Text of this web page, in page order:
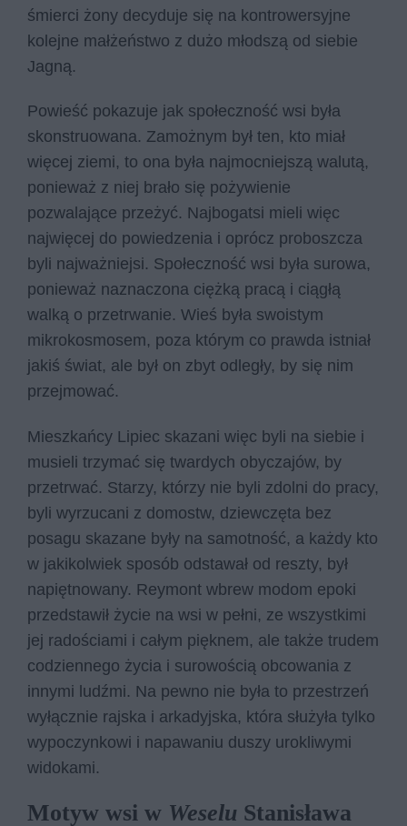
śmierci żony decyduje się na kontrowersyjne
kolejne małżeństwo z dużo młodszą od siebie
Jagną.
Powieść pokazuje jak społeczność wsi była
skonstruowana. Zamożnym był ten, kto miał
więcej ziemi, to ona była najmocniejszą walutą,
ponieważ z niej brało się pożywienie
pozwalające przeżyć. Najbogatsi mieli więc
najwięcej do powiedzenia i oprócz proboszcza
byli najważniejsi. Społeczność wsi była surowa,
ponieważ naznaczona ciężką pracą i ciągłą
walką o przetrwanie. Wieś była swoistym
mikrokosmosem, poza którym co prawda istniał
jakiś świat, ale był on zbyt odległy, by się nim
przejmować.
Mieszkańcy Lipiec skazani więc byli na siebie i
musieli trzymać się twardych obyczajów, by
przetrwać. Starzy, którzy nie byli zdolni do pracy,
byli wyrzucani z domostw, dziewczęta bez
posagu skazane były na samotność, a każdy kto
w jakikolwiek sposób odstawał od reszty, był
napiętnowany. Reymont wbrew modom epoki
przedstawił życie na wsi w pełni, ze wszystkimi
jej radościami i całym pięknem, ale także trudem
codziennego życia i surowością obcowania z
innymi ludźmi. Na pewno nie była to przestrzeń
wyłącznie rajska i arkadyjska, która służyła tylko
wypoczynkowi i napawaniu duszy urokliwymi
widokami.
Motyw wsi w Weselu Stanisława